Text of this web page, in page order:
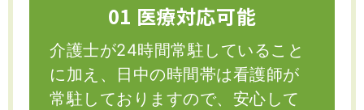
01 医療対応可能
介護士が24時間常駐していること
に加え、日中の時間帯は看護師が
常駐しておりますので、安心して